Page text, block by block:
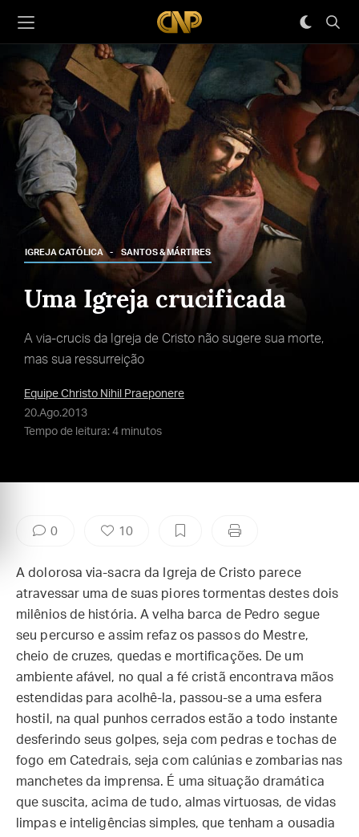
IGREJA CATÓLICA SANTOS & MÁRTIRES
Uma Igreja crucificada
A via-crucis da Igreja de Cristo não sugere sua morte,
mas sua ressurreição
Equipe Christo Nihil Praeponere
20.Ago.2013
Tempo de leitura: 4 minutos
0 10
A dolorosa via-sacra da Igreja de Cristo parece
atravessar uma de suas piores tormentas destes dois
milênios de história. A velha barca de Pedro segue
seu percurso e assim refaz os passos do Mestre,
cheio de cruzes, quedas e mortificações. De um
ambiente afável, no qual a fé cristã encontrava mãos
estendidas para acolhê-la, passou-se a uma esfera
hostil, na qual punhos cerrados estão a todo instante
desferindo seus golpes, seja com pedras e tochas de
fogo em Catedrais, seja com calúnias e zombarias nas
manchetes da imprensa. É uma situação dramática
que suscita, acima de tudo, almas virtuosas, de vidas
limpas e inteligências simples, que tenham a ousadia